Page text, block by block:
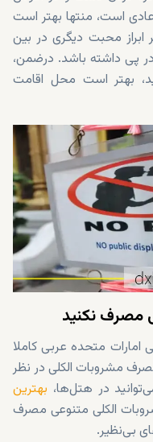
است، منتها بهتر است
ابراز محبت دیگری در بین
پی داشته باشد. درضمن،
بهتر است محل اقامت
امارات متحده عربی کاملا
مشروبات الکلی در نظر
در هتل‌ها، بهترین
الکلی متنوعی مصرف
بی‌نظیر.